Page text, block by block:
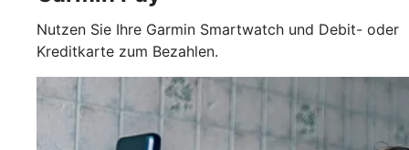
Nutzen Sie Ihre Garmin Smartwatch und Debit- oder
Kreditkarte zum Bezahlen.